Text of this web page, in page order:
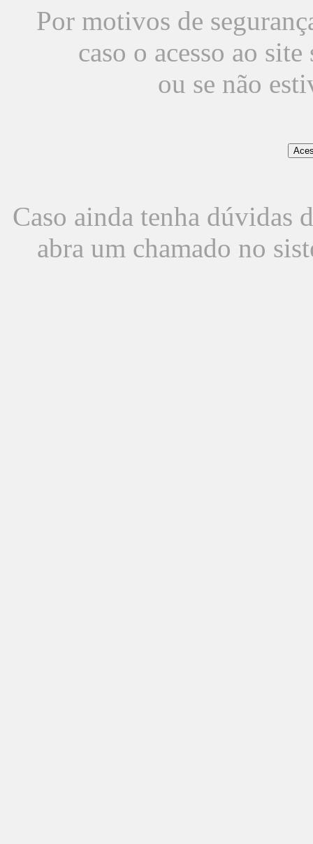
Por motivos de
caso o acesso ao
ou se não
Caso ainda tenha dúvidas
abra um chamado no